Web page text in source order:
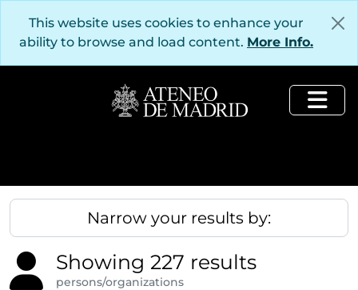
This website uses cookies to enhance your
ability to browse and load content. More Info.
Narrow your results by:
Showing 227 results
persons/organizations